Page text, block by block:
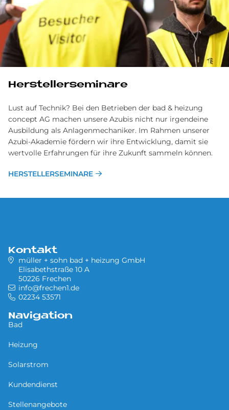
Her­stel­ler­se­mi­na­re
Lust auf Technik? Bei den Betrieben der bad & heizung
concept AG machen unsere Azubis nicht nur irgendeine
Ausbildung als Anlagenmechaniker. Im Rahmen unserer
Azubi-Akademie fördern wir ihre Entwicklung, damit sie
wertvolle Erfahrungen für ihre Zukunft sammeln können.
HERSTELLERSEMINARE
Kontakt
müller + sohn bad + heizung GmbH
Elisabethstraße 10 A
50226 Frechen
info@frechen1.de
02234 53571
Navigation
Bad
Heizung
Solarstrom
Kundendienst
Stellenangebote